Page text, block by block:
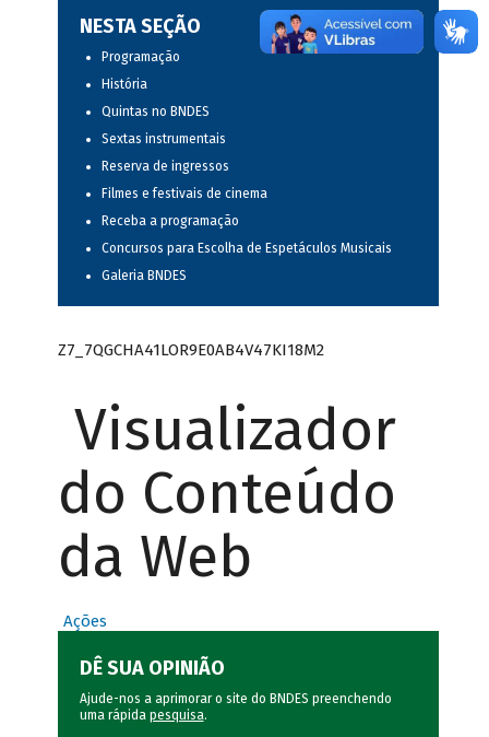
NESTA SEÇÃO
Programação
História
Quintas no BNDES
Sextas instrumentais
Reserva de ingressos
Filmes e festivais de cinema
Receba a programação
Concursos para Escolha de Espetáculos Musicais
Galeria BNDES
Z7_7QGCHA41LOR9E0AB4V47KI18M2
Visualizador
do Conteúdo
da Web
Ações
DÊ SUA OPINIÃO
Ajude-nos a aprimorar o site do BNDES preenchendo
uma rápida pesquisa.